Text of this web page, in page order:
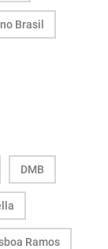
Brasil
DMB
Ramos